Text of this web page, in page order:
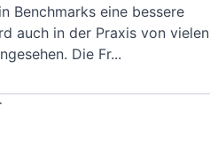
Benchmarks eine bessere
auch in der Praxis von vielen
Die Fr...